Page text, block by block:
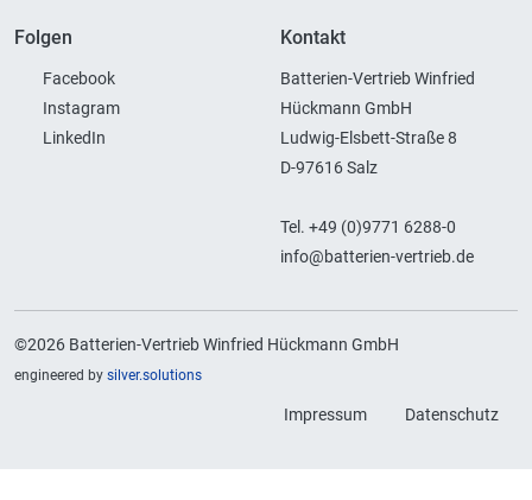
Folgen
Facebook
Instagram
LinkedIn
Kontakt
Batterien-Vertrieb Winfried
Hückmann GmbH
Ludwig-Elsbett-Straße 8
D-97616 Salz
Tel. +49 (0)9771 6288-0
info@batterien-vertrieb.de
©2026 Batterien-Vertrieb Winfried Hückmann GmbH
engineered by silver.solutions
Impressum Datenschutz